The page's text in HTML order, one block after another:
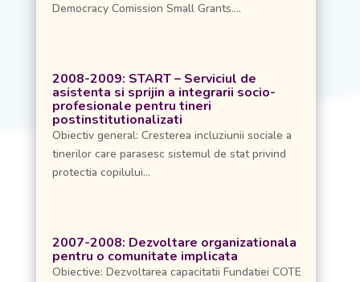
Democracy Comission Small Grants....
2008-2009: START – Serviciul de
asistenta si sprijin a integrarii socio-
profesionale pentru tineri
postinstitutionalizati
Obiectiv general: Cresterea incluziunii sociale a
tinerilor care parasesc sistemul de stat privind
protectia copilului...
2007-2008: Dezvoltare organizationala
pentru o comunitate implicata
Obiective: Dezvoltarea capacitatii Fundatiei COTE